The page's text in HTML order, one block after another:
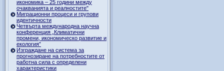
икономика – 25 години между
очакванията и реалностите"
Миграционни процеси и групови
идентичности
Четвърта международна научна
конференция „Климатични
промени, икономическо развитие и
екология”
Изграждане на система за
прогнозиране на потребностите от
работна сила с определени
характеристики